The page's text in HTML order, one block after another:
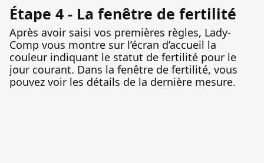
Étape 4 - La fenêtre de fertilité
Après avoir saisi vos premières règles, Lady-
Comp vous montre sur l’écran d’accueil la
couleur indiquant le statut de fertilité pour le
jour courant. Dans la fenêtre de fertilité, vous
pouvez voir les détails de la dernière mesure.